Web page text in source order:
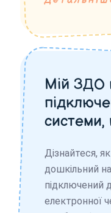
Мій ЗДО
Дізнайтеся,
дошкільний
підключений
електронної